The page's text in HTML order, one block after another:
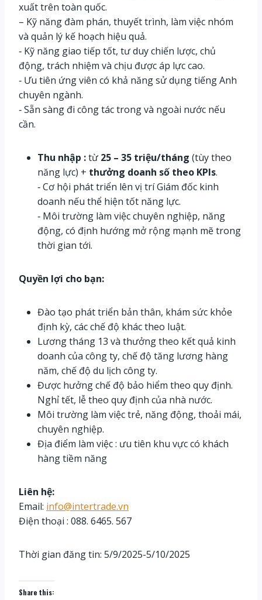
xuất trên toàn quốc.
– Kỹ năng đàm phán, thuyết trình, làm việc nhóm
và quản lý kế hoạch hiệu quả.
‐ Kỹ năng giao tiếp tốt, tư duy chiến lược, chủ
động, trách nhiệm và chịu được áp lực cao.
‐ Ưu tiên ứng viên có khả năng sử dụng tiếng Anh
chuyên ngành.
‐ Sẵn sàng đi công tác trong và ngoài nước nếu
cần.
Thu nhập :từ 25 – 35 triệu/tháng (tùy theo
năng lực) + thưởng doanh số theo KPIs.
‐ Cơ hội phát triển lên vị trí Giám đốc kinh
doanh nếu thể hiện tốt năng lực.
‐ Môi trường làm việc chuyên nghiệp, năng
động, có định hướng mở rộng mạnh mẽ trong
thời gian tới.
Quyền lợi cho bạn:
Đào tạo phát triển bản thân, khám sức khỏe
định kỳ, các chế độ khác theo luật.
Lương tháng 13 và thưởng theo kết quả kinh
doanh của công ty, chế độ tăng lương hàng
năm, chế độ du lịch công ty.
Được hưởng chế độ bảo hiểm theo quy định.
Nghỉ tết, lễ theo quy định của nhà nước.
Môi trường làm việc trẻ, năng động, thoải mái,
chuyên nghiệp.
Địa điểm làm việc : ưu tiên khu vực có khách
hàng tiềm năng
Liên hệ:
Email: info@intertrade.vn
Điện thoại : 088. 6465. 567
Thời gian đăng tin: 5/9/2025-5/10/2025
Share this: